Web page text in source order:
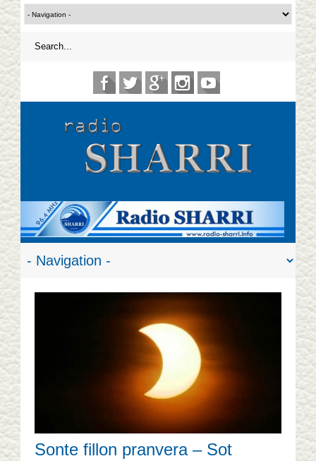
Sonte fillon pranvera – Sot